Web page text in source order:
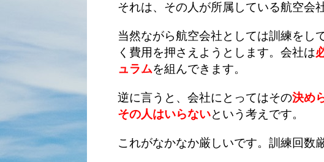
それは、その人が所属している航空会
当然ながら航空会社としては訓練をし
く費用を押さえようとします。会社は
ュラムを組んできます。
逆に言うと、会社にとってはその決め
その人はいらないという考えです。
これがなかなか厳しいです。訓練回数